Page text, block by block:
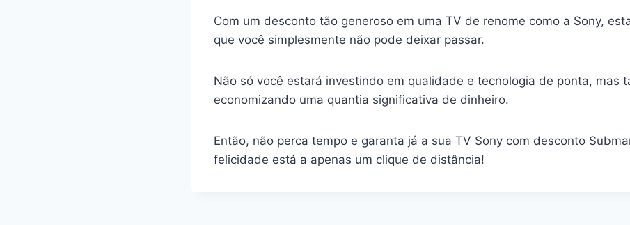
Com um desconto tão generoso em uma TV de renome como a Sony,
que você simplesmente não pode deixar passar.
Não só você estará investindo em qualidade e tecnologia de ponta, mas
economizando uma quantia significativa de dinheiro.
Então, não perca tempo e garanta já a sua TV Sony com desconto
felicidade está a apenas um clique de distância!